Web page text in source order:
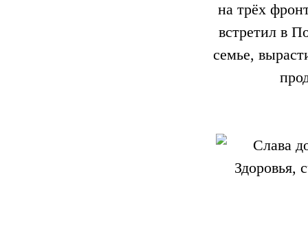
на трёх
встретил в
семье,